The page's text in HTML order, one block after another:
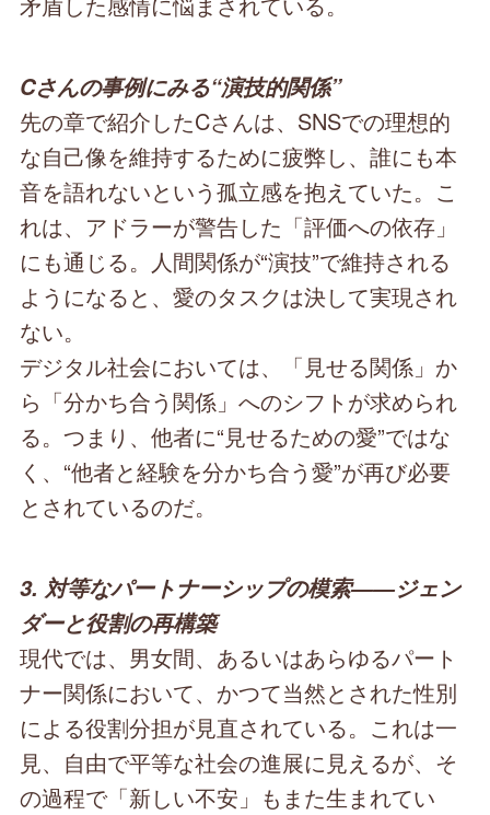
Cさんの事例にみる“演技的関係”
先の章で紹介したCさんは、SNSでの理想的
な自己像を維持するために疲弊し、誰にも本
音を語れないという孤立感を抱えていた。こ
れは、アドラーが警告した「評価への依存」
にも通じる。人間関係が“演技”で維持される
ようになると、愛のタスクは決して実現され
ない。
デジタル社会においては、「見せる関係」か
ら「分かち合う関係」へのシフトが求められ
る。つまり、他者に“見せるための愛”ではな
く、“他者と経験を分かち合う愛”が再び必要
とされているのだ。
3. 対等なパートナーシップの模索――ジェン
ダーと役割の再構築
現代では、男女間、あるいはあらゆるパート
ナー関係において、かつて当然とされた性別
による役割分担が見直されている。これは一
見、自由で平等な社会の進展に見えるが、そ
の過程で「新しい不安」もまた生まれてい